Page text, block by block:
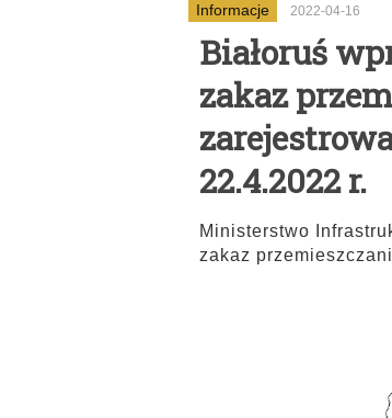
Informacje 2022-04-16
Białoruś
zakaz
22.4.2022 r.
Ministerstwo
zakaz